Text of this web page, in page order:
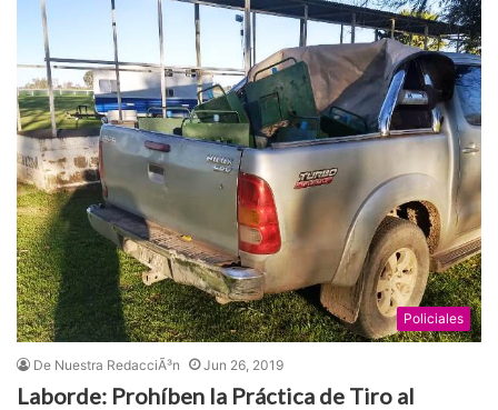
Policiales
De Nuestra RedacciÃ³n Jun 26, 2019
Laborde: Prohíben la Práctica de Tiro al